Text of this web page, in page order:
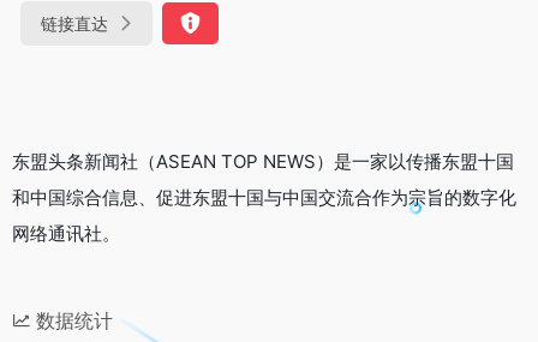
链接直达
东盟头条新闻社（ASEAN TOP NEWS）是一家以传播东盟十国
和中国综合信息、促进东盟十国与中国交流合作为宗旨的数字化
网络通讯社。
数据统计